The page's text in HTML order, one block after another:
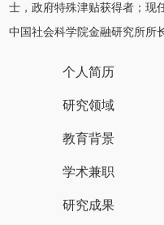
士，政府特殊津贴获得者；现
中国社会科学院金融研究所所
个人简历
研究领域
教育背景
学术兼职
研究成果